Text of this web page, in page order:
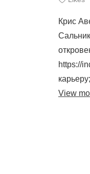
Крис
https://
View